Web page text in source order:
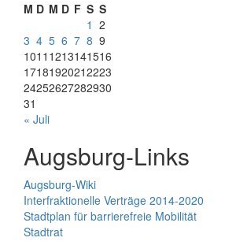
M D M D F S S
1 2
3 4 5 6 7 8 9
1011 1213141516
17181920212223
24252627282930
31
« Juli
Augsburg-Links
Augsburg-Wiki
Interfraktionelle Verträge 2014-2020
Stadtplan für barrierefreie Mobilität
Stadtrat